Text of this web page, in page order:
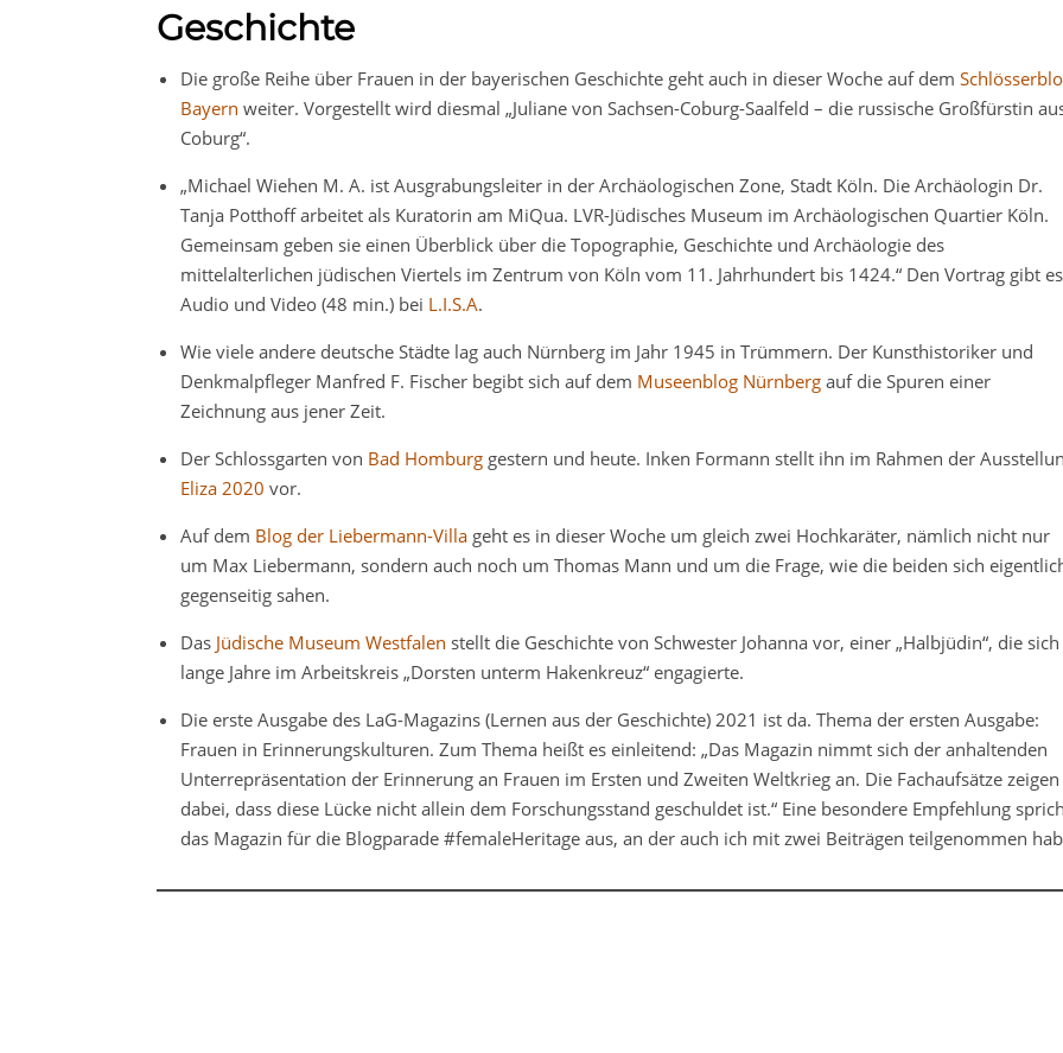
Geschichte
Die große Reihe über Frauen in der bayerischen Geschichte geht auch in dieser Woche auf dem
Bayern weiter. Vorgestellt wird diesmal „Juliane von Sachsen-Coburg-Saalfeld – die russische Großfürstin
Coburg“.
„Michael Wiehen M. A. ist Ausgrabungsleiter in der Archäologischen Zone, Stadt Köln. Die Archäologin Dr.
Tanja Potthoff arbeitet als Kuratorin am MiQua. LVR-Jüdisches Museum im Archäologischen Quartier Köln.
Gemeinsam geben sie einen Überblick über die Topographie, Geschichte und Archäologie des
mittelalterlichen jüdischen Viertels im Zentrum von Köln vom 11. Jahrhundert bis 1424.“ Den Vortrag gibt es
Audio und Video (48 min.) bei L.I.S.A.
Wie viele andere deutsche Städte lag auch Nürnberg im Jahr 1945 in Trümmern. Der Kunsthistoriker und
Denkmalpfleger Manfred F. Fischer begibt sich auf dem Museenblog Nürnberg auf die Spuren einer
Zeichnung aus jener Zeit.
Der Schlossgarten von Bad Homburg gestern und heute. Inken Formann stellt ihn im Rahmen der
Eliza 2020 vor.
Auf dem Blog der Liebermann-Villa geht es in dieser Woche um gleich zwei Hochkaräter, nämlich nicht nur
um Max Liebermann, sondern auch noch um Thomas Mann und um die Frage, wie die beiden sich
gegenseitig sahen.
Das Jüdische Museum Westfalen stellt die Geschichte von Schwester Johanna vor, einer „Halbjüdin“, die sich
lange Jahre im Arbeitskreis „Dorsten unterm Hakenkreuz“ engagierte.
Die erste Ausgabe des LaG-Magazins (Lernen aus der Geschichte) 2021 ist da. Thema der ersten Ausgabe:
Frauen in Erinnerungskulturen. Zum Thema heißt es einleitend: „Das Magazin nimmt sich der anhaltenden
Unterrepräsentation der Erinnerung an Frauen im Ersten und Zweiten Weltkrieg an. Die Fachaufsätze zeigen
dabei, dass diese Lücke nicht allein dem Forschungsstand geschuldet ist.“ Eine besondere Empfehlung
das Magazin für die Blogparade #femaleHeritage aus, an der auch ich mit zwei Beiträgen teilgenommen